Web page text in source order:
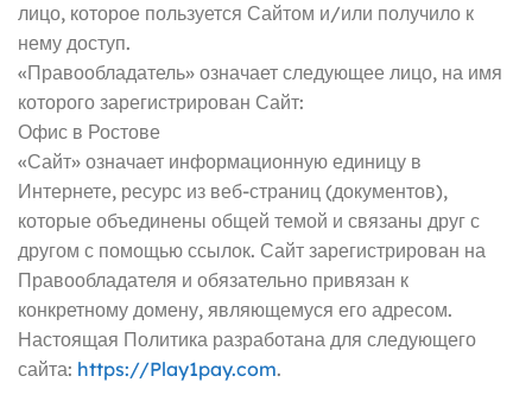
лицо, которое пользуется Сайтом и/или получило к
нему доступ.
«Правообладатель» означает следующее лицо, на имя
которого зарегистрирован Сайт:
Офис в Ростове
«Сайт» означает информационную единицу в
Интернете, ресурс из веб-страниц (документов),
которые объединены общей темой и связаны друг с
другом с помощью ссылок. Сайт зарегистрирован на
Правообладателя и обязательно привязан к
конкретному домену, являющемуся его адресом.
Настоящая Политика разработана для следующего
сайта: https://Play1pay.com.